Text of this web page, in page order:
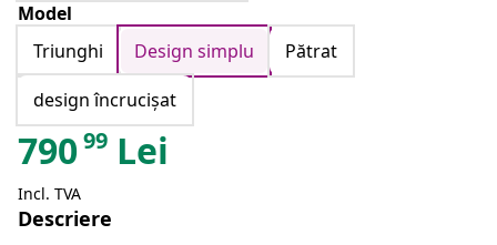
Model
Triunghi
Design simplu
Pătrat
design încrucișat
79099 Lei
Incl. TVA
Descriere